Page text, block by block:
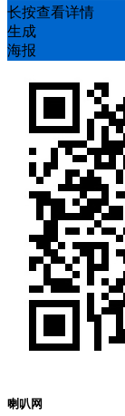
长按查看详情
生成
海报
喇叭网